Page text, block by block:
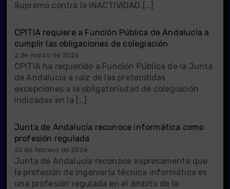
Supremo contra la INACTIVIDAD […]
CPITIA requiere a Función Pública de Andalucía a
cumplir las obligaciones de colegiación
2 de marzo de 2026
CPITIA ha requerido a Función Pública de la Junta
de Andalucía a raíz de las pretendidas
excepciones a la obligatoriedad de colegiación
indicadas en la […]
Junta de Andalucía reconoce informática como
profesión regulada
25 de febrero de 2026
Junta de Andalucía reconoce expresamente que
la profesión de ingeniería técnica informática es
una profesión regulada en el ámbito de la